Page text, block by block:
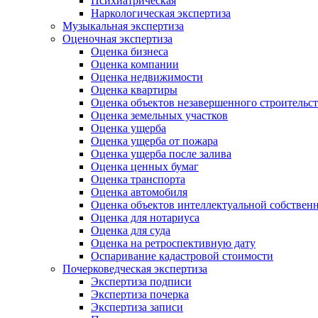
Наркологическая экспертиза
Музыкальная экспертиза
Оценочная экспертиза
Оценка бизнеса
Оценка компании
Оценка недвижимости
Оценка квартиры
Оценка объектов незавершенного
Оценка земельных участков
Оценка ущерба
Оценка ущерба от пожара
Оценка ущерба после залива
Оценка ценных бумаг
Оценка транспорта
Оценка автомобиля
Оценка объектов интеллектуальной
Оценка для нотариуса
Оценка для суда
Оценка на ретроспективную дату
Оспаривание кадастровой стоимости
Почерковедческая экспертиза
Экспертиза подписи
Экспертиза почерка
Экспертиза записи